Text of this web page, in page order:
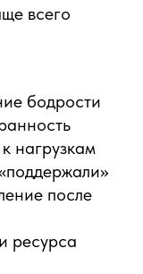
всего
бодрости
нагрузкам
после
ресурса